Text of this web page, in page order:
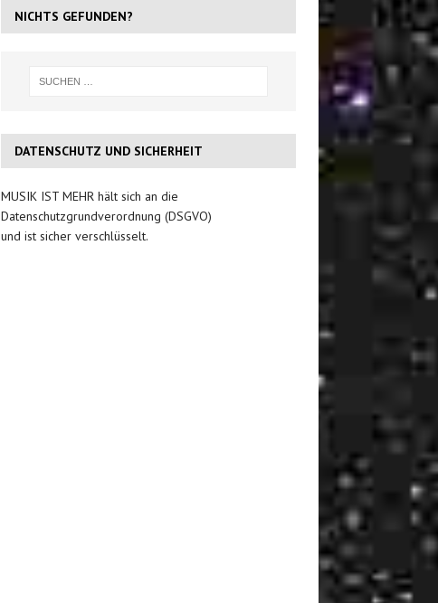
NICHTS GEFUNDEN?
DATENSCHUTZ UND SICHERHEIT
MUSIK IST MEHR hält sich an die
Datenschutzgrundverordnung (DSGVO)
und ist sicher verschlüsselt.